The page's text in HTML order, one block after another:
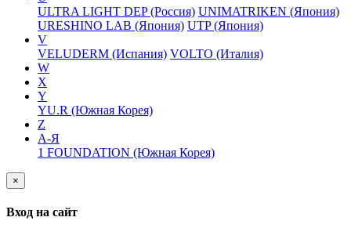
ULTRA LIGHT DEP (Россия) UNIMATRIKEN (Япония)
URESHINO LAB (Япония) UTP (Япония)
V
VELUDERM (Испания) VOLTO (Италия)
W
X
Y
YU.R (Южная Корея)
Z
А-Я
1 FOUNDATION (Южная Корея)
×
Вход на сайт